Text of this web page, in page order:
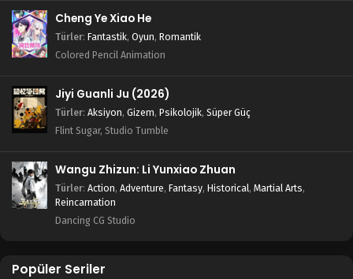
Cheng Ye Xiao He
Türler: Fantastik, Oyun, Romantik
Colored Pencil Animation
Jiyi Guanli Ju (2026)
Türler: Aksiyon, Gizem, Psikolojik, Süper Güç
Flint Sugar, Studio Tumble
Wangu Zhizun: Li Yunxiao Zhuan
Türler: Action, Adventure, Fantasy, Historical, Martial Arts,
Reincarnation
Dancing CG Studio
Popüler Seriler